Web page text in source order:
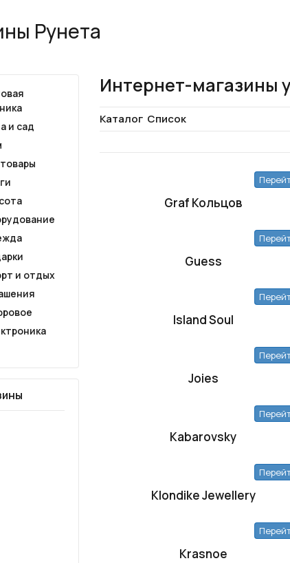
Рунета
и сад
и отдых
Интернет-магазины
Каталог Список
Graf Кольцов
Guess
Island Soul
Joies
Kabarovsky
Klondike Jewellery
Krasnoe